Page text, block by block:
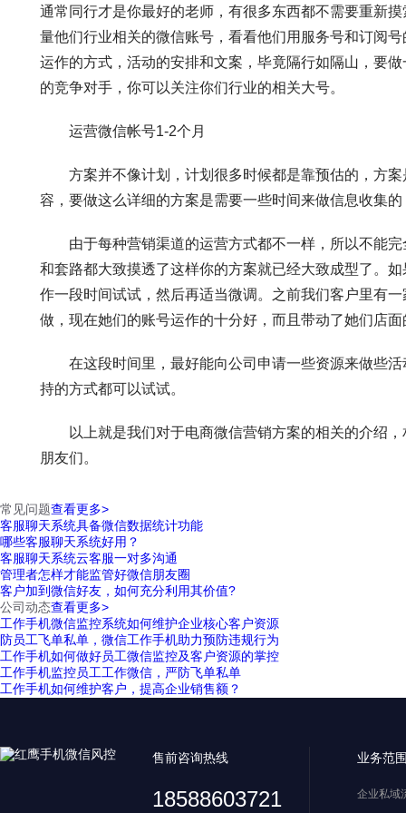
通常同行才是你最好的老师，有很多东西都不需要重新
量他们行业相关的微信账号，看看他们用服务号和订阅
运作的方式，活动的安排和文案，毕竟隔行如隔山，要
的竞争对手，你可以关注你们行业的相关大号。
运营微信帐号1-2个月
方案并不像计划，计划很多时候都是靠预估的，方案
容，要做这么详细的方案是需要一些时间来做信息收集
由于每种营销渠道的运营方式都不一样，所以不能完
和套路都大致摸透了这样你的方案就已经大致成型了。
作一段时间试试，然后再适当微调。之前我们客户里有
做，现在她们的账号运作的十分好，而且带动了她们店面
在这段时间里，最好能向公司申请一些资源来做些活
持的方式都可以试试。
以上就是我们对于电商微信营销方案的相关的介绍，
朋友们。
常见问题查看更多>
客服聊天系统具备微信数据统计功能
哪些客服聊天系统好用？
客服聊天系统云客服一对多沟通
管理者怎样才能监管好微信朋友圈
客户加到微信好友，如何充分利用其价值?
公司动态查看更多>
工作手机微信监控系统如何维护企业核心客户资源
防员工飞单私单，微信工作手机助力预防违规行为
工作手机如何做好员工微信监控及客户资源的掌控
工作手机监控员工工作微信，严防飞单私单
工作手机如何维护客户，提高企业销售额？
售前咨询热线
18588603721
业务范
企业私域